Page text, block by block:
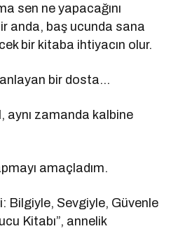
sen ne yapacağını
anda, baş ucunda sana
bir kitaba ihtiyacın olur.
bir dosta…
aynı zamanda kalbine
amaçladım.
Bilgiyle, Sevgiyle, Güvenle
Kitabı”, annelik